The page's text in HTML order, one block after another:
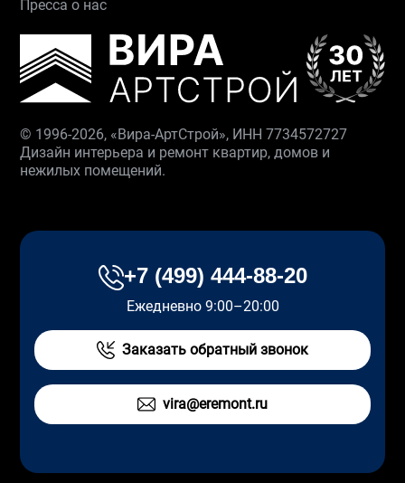
Пресса о нас
© 1996-2026, «Вира-АртСтрой», ИНН 7734572727
Дизайн интерьера и ремонт квартир, домов и
нежилых помещений.
+7 (499) 444-88-20
Ежедневно 9:00–20:00
Заказать обратный звонок
vira@eremont.ru